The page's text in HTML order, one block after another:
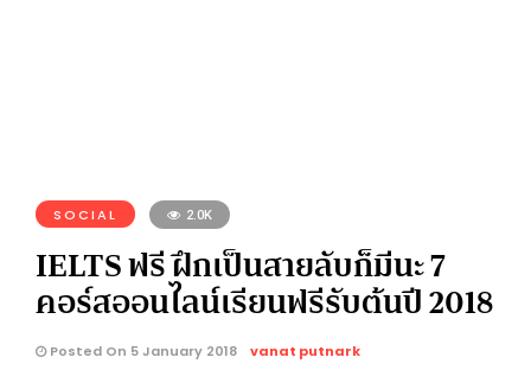
SOCIAL 2.0K
IELTS ฟรี ฝึกเป็นสายลับก็มีนะ 7
คอร์สออนไลน์เรียนฟรีรับต้นปี 2018
Posted On 5 January 2018 vanat putnark